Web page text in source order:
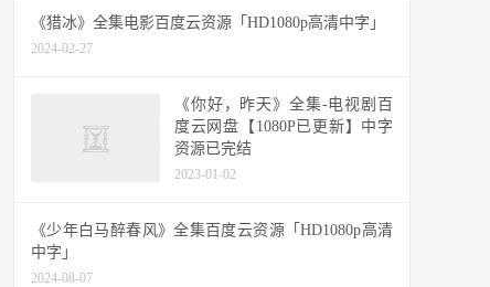
《猎冰》全集电影百度云资源「HD1080p高清中字」
2024-02-27
《你好，昨天》全集-电视剧百
度云网盘【1080P已更新】中字
资源已完结
2023-01-02
《少年白马醉春风》全集百度云资源「HD1080p高清
中字」
2024-08-07